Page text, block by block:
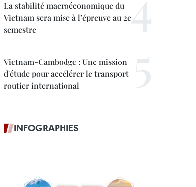
La stabilité macroéconomique du
Vietnam sera mise à l’épreuve au 2e
semestre
Vietnam-Cambodge : Une mission
d'étude pour accélérer le transport
routier international
INFOGRAPHIES